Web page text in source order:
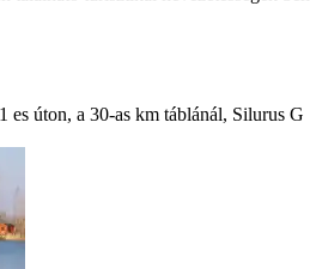
es úton, a 30-as km táblánál, Silurus G